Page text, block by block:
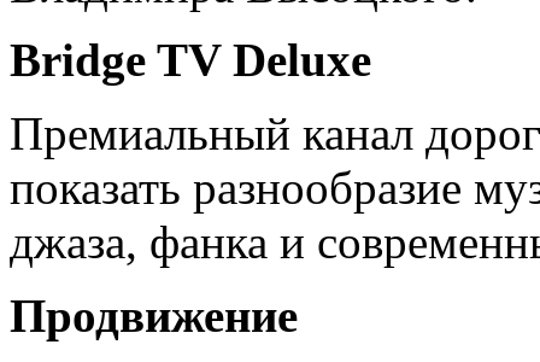
Bridge TV Deluxe
Премиальный канал
показать разнообразие
джаза, фанка и
Продвижение